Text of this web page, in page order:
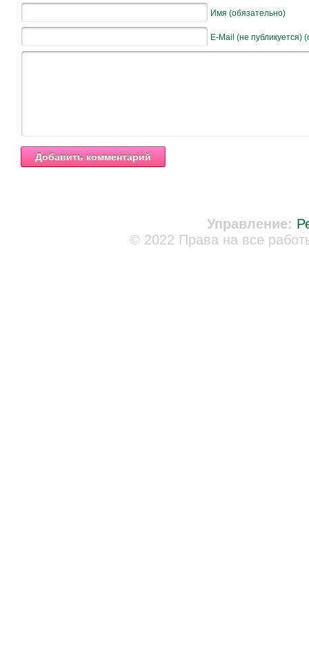
Имя (обязательно)
E-Mail (не публикуется)
Управление:
© 2022 Права на все